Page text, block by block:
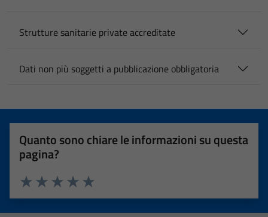
Strutture sanitarie private accreditate
Dati non più soggetti a pubblicazione obbligatoria
Quanto sono chiare le informazioni su questa
pagina?
Valuta 5 stelle su 5
Valuta 4 stelle su 5
Valuta 3 stelle su 5
Valuta 2 stelle su 5
Valuta 1 stelle su 5